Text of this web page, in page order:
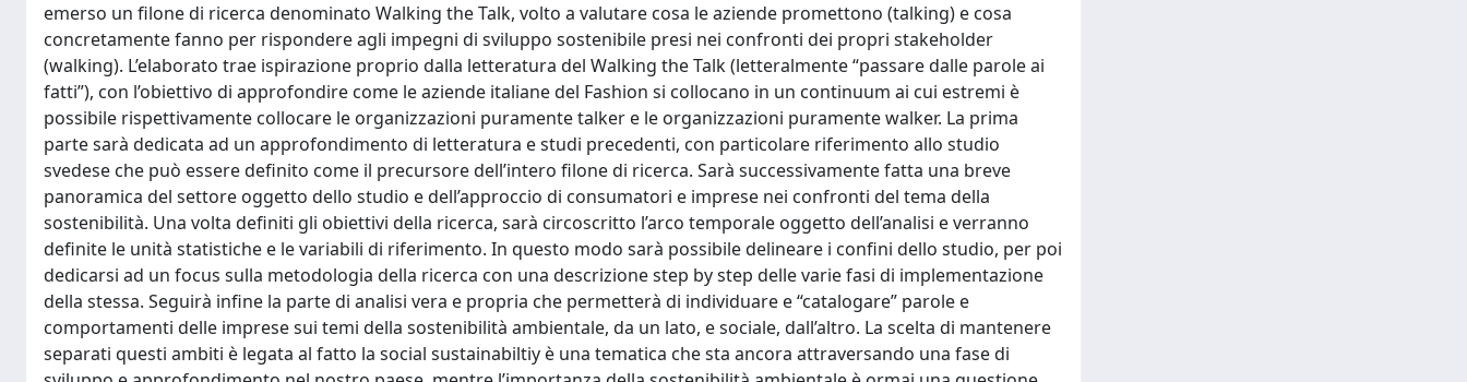
emerso un filone di ricerca denominato Walking the Talk, volto a valutare cosa le aziende promettono (talking) e cosa
concretamente fanno per rispondere agli impegni di sviluppo sostenibile presi nei confronti dei propri stakeholder
(walking). L’elaborato trae ispirazione proprio dalla letteratura del Walking the Talk (letteralmente “passare dalle parole ai
fatti”), con l’obiettivo di approfondire come le aziende italiane del Fashion si collocano in un continuum ai cui estremi è
possibile rispettivamente collocare le organizzazioni puramente talker e le organizzazioni puramente walker. La prima
parte sarà dedicata ad un approfondimento di letteratura e studi precedenti, con particolare riferimento allo studio
svedese che può essere definito come il precursore dell’intero filone di ricerca. Sarà successivamente fatta una breve
panoramica del settore oggetto dello studio e dell’approccio di consumatori e imprese nei confronti del tema della
sostenibilità. Una volta definiti gli obiettivi della ricerca, sarà circoscritto l’arco temporale oggetto dell’analisi e verranno
definite le unità statistiche e le variabili di riferimento. In questo modo sarà possibile delineare i confini dello studio, per poi
dedicarsi ad un focus sulla metodologia della ricerca con una descrizione step by step delle varie fasi di implementazione
della stessa. Seguirà infine la parte di analisi vera e propria che permetterà di individuare e “catalogare” parole e
comportamenti delle imprese sui temi della sostenibilità ambientale, da un lato, e sociale, dall’altro. La scelta di mantenere
separati questi ambiti è legata al fatto la social sustainabiltiy è una tematica che sta ancora attraversando una fase di